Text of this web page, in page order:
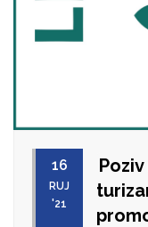
16
RUJ
'21